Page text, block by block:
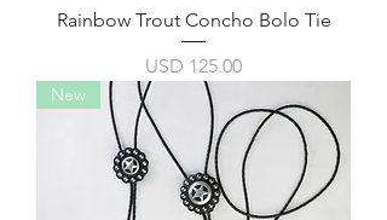
Rainbow Trout Concho Bolo Tie
Precio
USD 125.00
New